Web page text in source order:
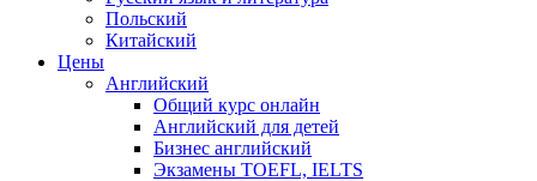
Польский
Китайский
Цены
Английский
Общий курс онлайн
Английский для детей
Бизнес английский
Экзамены TOEFL, IELTS